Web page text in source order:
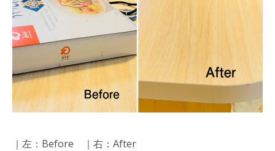
｜左：Before ｜右：After